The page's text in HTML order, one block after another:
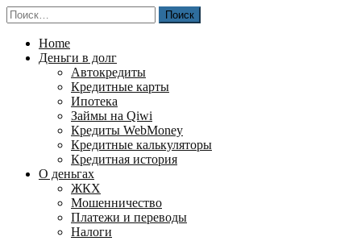
Перейти
к
содержимому
Найти:
Home
Деньги в долг
Автокредиты
Кредитные карты
Ипотека
Займы на Qiwi
Кредиты WebMoney
Кредитные калькуляторы
Кредитная история
О деньгах
ЖКХ
Мошенничество
Платежи и переводы
Налоги